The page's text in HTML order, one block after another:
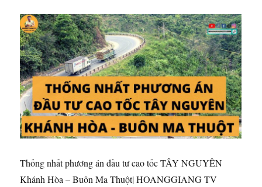
TV
Thống nhất phương án đầu tư cao tốc TÂY NGUYÊN
Khánh Hòa – Buôn Ma Thuột| HOANGGIANG TV